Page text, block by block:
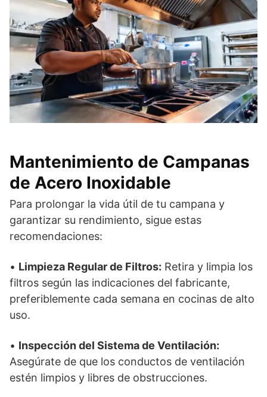
Mantenimiento de Campanas
de Acero Inoxidable
Para prolongar la vida útil de tu campana y
garantizar su rendimiento, sigue estas
recomendaciones:
• Limpieza Regular de Filtros: Retira y limpia los
filtros según las indicaciones del fabricante,
preferiblemente cada semana en cocinas de alto
uso.
• Inspección del Sistema de Ventilación:
Asegúrate de que los conductos de ventilación
estén limpios y libres de obstrucciones.